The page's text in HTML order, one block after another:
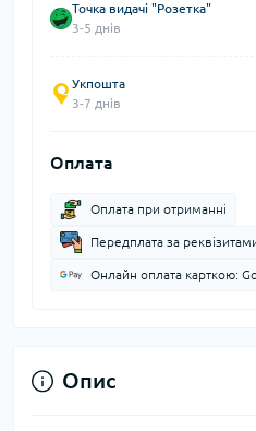
Точка видачі "Розетка"
3-5 днів
Укпошта
3-7 днів
Оплата
Оплата при отриманні
Передплата за
Онлайн оплата карткою:
Опис